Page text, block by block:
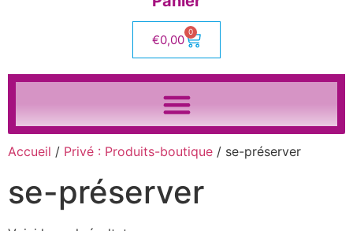
€0,00
0
Accueil / Privé : Produits-boutique / se-préserver
se-préserver